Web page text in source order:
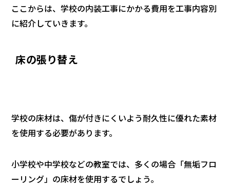
ここからは、学校の内装工事にかかる費用を工事内容別
に紹介していきます。
床の張り替え
学校の床材は、傷が付きにくいよう耐久性に優れた素材
を使用する必要があります。
小学校や中学校などの教室では、多くの場合「無垢フロ
ーリング」の床材を使用するでしょう。